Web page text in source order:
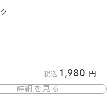
税込 1,980
詳細を見る